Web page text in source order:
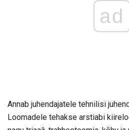
ad
Annab juhendajatele tehnilisi
Loomadele tehakse arstiabi